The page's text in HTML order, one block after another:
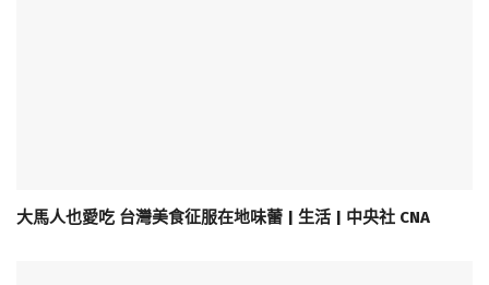
大馬人也愛吃 台灣美食征服在地味蕾 | 生活 | 中央社 CNA